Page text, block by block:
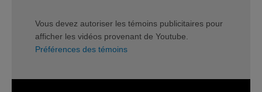
Vous devez autoriser les témoins publicitaires pour
afficher les vidéos provenant de Youtube.
Préférences des témoins